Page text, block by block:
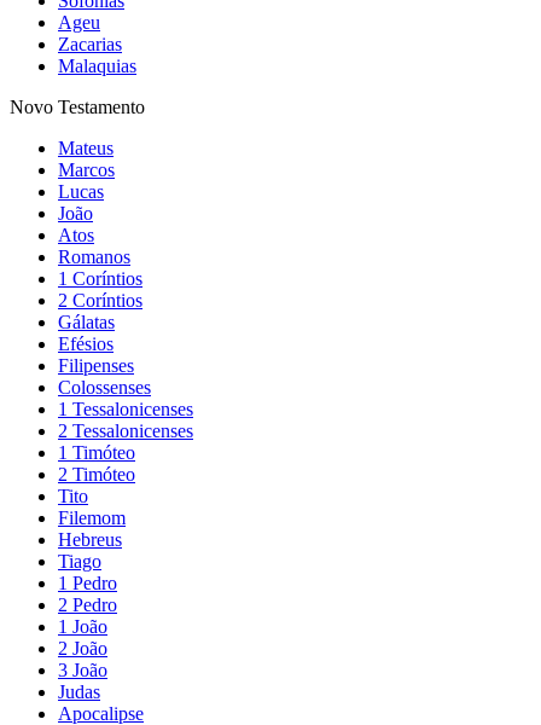
Ageu
Zacarias
Malaquias
Novo Testamento
Mateus
Marcos
Lucas
João
Atos
Romanos
1 Coríntios
2 Coríntios
Gálatas
Efésios
Filipenses
Colossenses
1 Tessalonicenses
2 Tessalonicenses
1 Timóteo
2 Timóteo
Tito
Filemom
Hebreus
Tiago
1 Pedro
2 Pedro
1 João
2 João
3 João
Judas
Apocalipse